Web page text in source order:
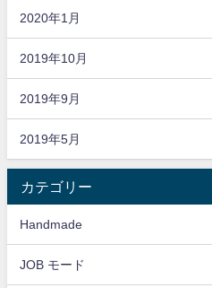
2020年1月
2019年10月
2019年9月
2019年5月
カテゴリー
Handmade
JOB モード